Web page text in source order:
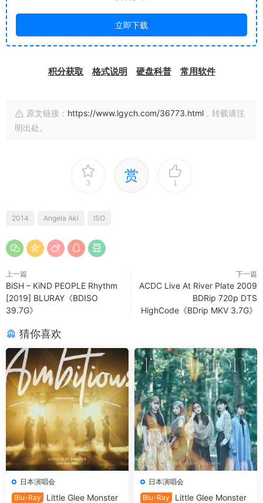
立即下载
积分获取 格式说明 硬盘科普 常用软件
原文链接： https://www.lgych.com/36773.html ，转载请注
明出处。
3 赏 1
2014 Angela Aki ISO
上一篇
BiSH – KiND PEOPLE Rhythm
[2019] BLURAY《BDISO
39.7G》
下一篇
ACDC Live At River Plate 2009
BDRip 720p DTS
HighCode《BDrip MKV 3.7G》
猜你喜欢
日本演唱会
Blu-Ray
Little Glee Monster
日本演唱会
Blu-Ray
Little Glee Monster